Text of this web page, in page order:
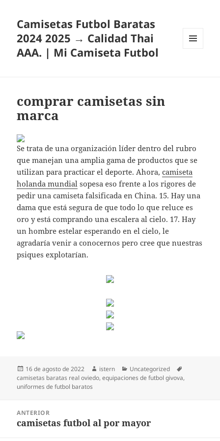
Camisetas Futbol Baratas
2024 2025 → Calidad Thai
AAA. | Mi Camiseta Futbol
comprar camisetas sin
marca
Se trata de una organización líder dentro del rubro
que manejan una amplia gama de productos que se
utilizan para practicar el deporte. Ahora,camiseta
holanda mundial sopesa eso frente a los rigores de
pedir una camiseta falsificada en China. 15. Hay una
dama que está segura de que todo lo que reluce es
oro y está comprando una escalera al cielo. 17. Hay
un hombre estelar esperando en el cielo, le
agradaría venir a conocernos pero cree que nuestras
psiques explotarían.
Publicado
el
16 de agosto de 2022 Autor
istern Categorías
Uncategorized
camisetas baratas real oviedo,equipaciones de futbol givova,
uniformes de futbol baratos
entradas
ANTERIOR
Entrada
camisetas futbol al por mayor